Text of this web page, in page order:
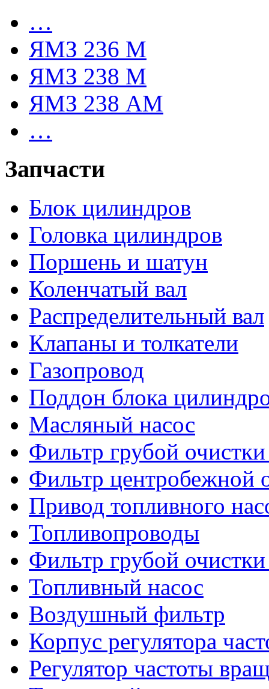
…
ЯМЗ 236 М
ЯМЗ 238 М
ЯМЗ 238 АМ
…
Запчасти
Блок цилиндров
Головка цилиндров
Поршень и шатун
Коленчатый вал
Распределительный вал
Клапаны и толкатели
Газопровод
Поддон блока
Масляный насос
Фильтр грубой
Фильтр центробежной
Привод топливного
Топливопроводы
Фильтр грубой
Топливный насос
Воздушный фильтр
Корпус регулятора
Регулятор частоты